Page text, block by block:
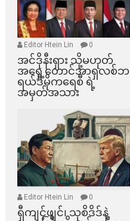
Editor Htein Lin 0
အင်ဒိုနီးရှား သို့မဟုတ်
အရှေ့တောင်အာရှလစ်ဘ
ရယ်ဒီမိုကရေစီ ရဲ့
အမှတ်အသား
Editor Htein Lin 0
ရှီကျင့်ဖျင်၊ သုစိဒိဒ်နဲ့